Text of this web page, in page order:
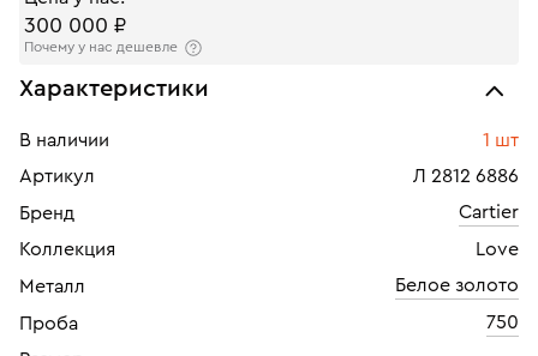
300 000 ₽
Почему у нас дешевле
Характеристики
В наличии
1 шт
Артикул
Л 2812 6886
Бренд
Cartier
Коллекция
Love
Металл
Белое золото
Проба
750